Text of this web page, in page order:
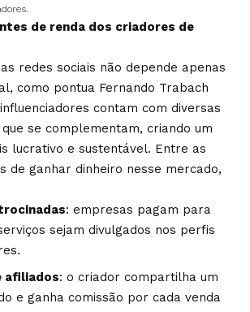
de renda dos criadores de
redes sociais não depende apenas
como pontua Fernando Trabach
contam com diversas
se complementam, criando um
lucrativo e sustentável. Entre as
de ganhar dinheiro nesse mercado,
: empresas pagam para
sejam divulgados nos perfis
afiliados: o criador compartilha um
e ganha comissão por cada venda